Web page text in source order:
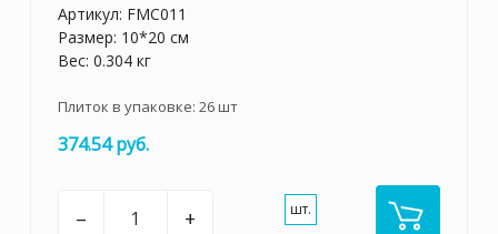
Артикул: FMC011
Размер: 10*20 см
Вес: 0.304 кг
Плиток в упаковке: 26шт
374.54 руб.
– + шт.